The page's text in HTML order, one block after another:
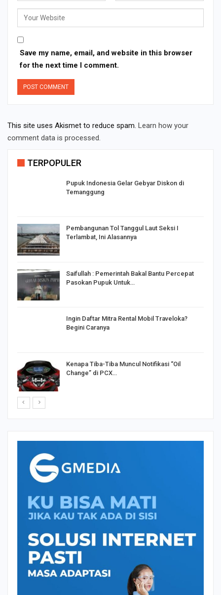
Save my name, email, and website in this browser
for the next time I comment.
This site uses Akismet to reduce spam. Learn how your
comment data is processed.
TERPOPULER
Pupuk Indonesia Gelar Gebyar Diskon di
Temanggung
Pembangunan Tol Tanggul Laut Seksi I
Terlambat, Ini Alasannya
Saifullah : Pemerintah Bakal Bantu Percepat
Pasokan Pupuk Untuk…
Ingin Daftar Mitra Rental Mobil Traveloka?
Begini Caranya
Kenapa Tiba-Tiba Muncul Notifikasi “Oil
Change” di PCX…